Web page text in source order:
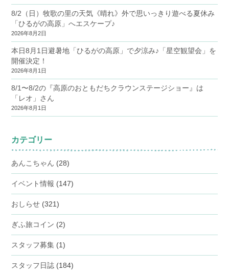
8/2（日）牧歌の里の天気《晴れ》外で思いっきり遊べる夏休み
「ひるがの高原」へエスケープ♪
2026年8月2日
本日8月1日避暑地「ひるがの高原」で夕涼み♪「星空観望会」を
開催決定！
2026年8月1日
8/1〜8/2の『高原のおともだちクラウンステージショー』は
「レオ」さん
2026年8月1日
カテゴリー
あんこちゃん (28)
イベント情報 (147)
おしらせ (321)
ぎふ旅コイン (2)
スタッフ募集 (1)
スタッフ日誌 (184)